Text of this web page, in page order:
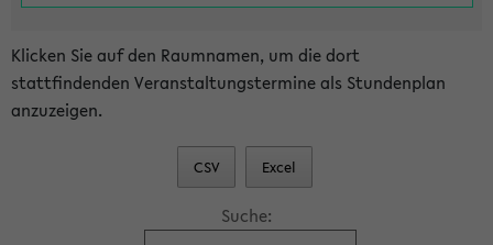
Klicken Sie auf den Raumnamen, um die dort
stattfindenden Veranstaltungstermine als Stundenplan
anzuzeigen.
CSV Excel
Suche: